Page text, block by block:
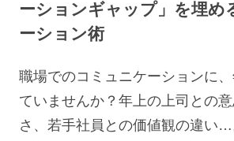
ーションギャップ」を埋め
ーション術
職場でのコミュニケーションに
ていませんか？年上の上司との
さ、若手社員との価値観の違い